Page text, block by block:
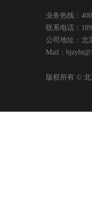
业务热线：
联系电话：
公司地址：北
Mail：
版权所有 ©